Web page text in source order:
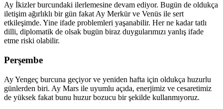
Ay İkizler burcundaki ilerlemesine devam ediyor. Bugün de oldukça
iletişim ağırlıklı bir gün fakat Ay Merkür ve Venüs ile sert
etkileşimde. Yine ifade problemleri yaşanabilir. Her ne kadar tatlı
dilli, diplomatik de olsak bugün biraz duygularımızı yanlış ifade
etme riski olabilir.
Perşembe
Ay Yengeç burcuna geçiyor ve yeniden hafta için oldukça huzurlu
günlerden biri. Ay Mars ile uyumlu açıda, enerjimiz ve cesaretimiz
de yüksek fakat bunu huzur bozucu bir şekilde kullanmıyoruz.